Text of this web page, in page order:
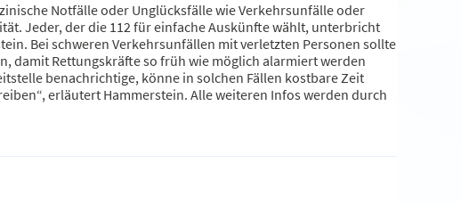
Notfälle oder Unglücksfälle wie Verkehrsunfälle oder
Jeder, der die 112 für einfache Auskünfte wählt, unterbricht
Bei schweren Verkehrsunfällen mit verletzten Personen sollte
damit Rettungskräfte so früh wie möglich alarmiert werden
benachrichtige, könne in solchen Fällen kostbare Zeit
erläutert Hammerstein. Alle weiteren Infos werden durch